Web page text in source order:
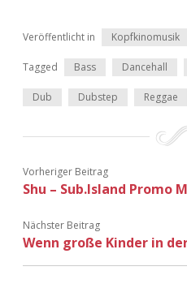
Veröffentlicht in Kopfkinomusik
Tagged Bass Dancehall
Dub Dubstep Reggae
Vorheriger Beitrag
Shu – Sub.Island Promo
Nächster Beitrag
Wenn große Kinder in